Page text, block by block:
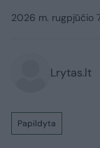
2026 m. rugpjūčio 7
Lrytas.lt
Papildyta